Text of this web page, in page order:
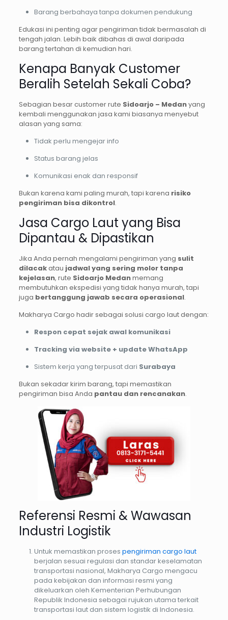
Barang berbahaya tanpa dokumen pendukung
Edukasi ini penting agar pengiriman tidak bermasalah di
tengah jalan. Lebih baik dibahas di awal daripada
barang tertahan di kemudian hari.
Kenapa Banyak Customer
Beralih Setelah Sekali Coba?
Sebagian besar customer rute Sidoarjo – Medanyang
kembali menggunakan jasa kami biasanya menyebut
alasan yang sama:
Tidak perlu mengejar info
Status barang jelas
Komunikasi enak dan responsif
Bukan karena kami paling murah, tapi karena risiko
pengiriman bisa dikontrol.
Jasa Cargo Laut yang Bisa
Dipantau & Dipastikan
Jika Anda pernah mengalami pengiriman yang sulit
dilacakatau jadwal yang sering molor tanpa
kejelasan, rute Sidoarjo Medanmemang
membutuhkan ekspedisi yang tidak hanya murah, tapi
juga bertanggung jawab secara operasional.
Makharya Cargo hadir sebagai solusi cargo laut dengan:
Respon cepat sejak awal komunikasi
Tracking via website + update WhatsApp
Sistem kerja yang terpusat dari Surabaya
Bukan sekadar kirim barang, tapi memastikan
pengiriman bisa Anda pantau dan rencanakan.
Referensi Resmi & Wawasan
Industri Logistik
Untuk memastikan proses pengiriman cargo laut
berjalan sesuai regulasi dan standar keselamatan
transportasi nasional, Makharya Cargo mengacu
pada kebijakan dan informasi resmi yang
dikeluarkan oleh Kementerian Perhubungan
Republik Indonesia sebagai rujukan utama terkait
transportasi laut dan sistem logistik di Indonesia.